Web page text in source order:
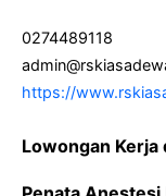
0274489118
https://
Lowongan Kerja